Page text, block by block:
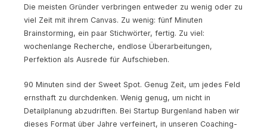
Die meisten Gründer verbringen entweder zu wenig oder zu
viel Zeit mit ihrem Canvas. Zu wenig: fünf Minuten
Brainstorming, ein paar Stichwörter, fertig. Zu viel:
wochenlange Recherche, endlose Überarbeitungen,
Perfektion als Ausrede für Aufschieben.
90 Minuten sind der Sweet Spot. Genug Zeit, um jedes Feld
ernsthaft zu durchdenken. Wenig genug, um nicht in
Detailplanung abzudriften. Bei Startup Burgenland haben wir
dieses Format über Jahre verfeinert, in unseren Coaching-